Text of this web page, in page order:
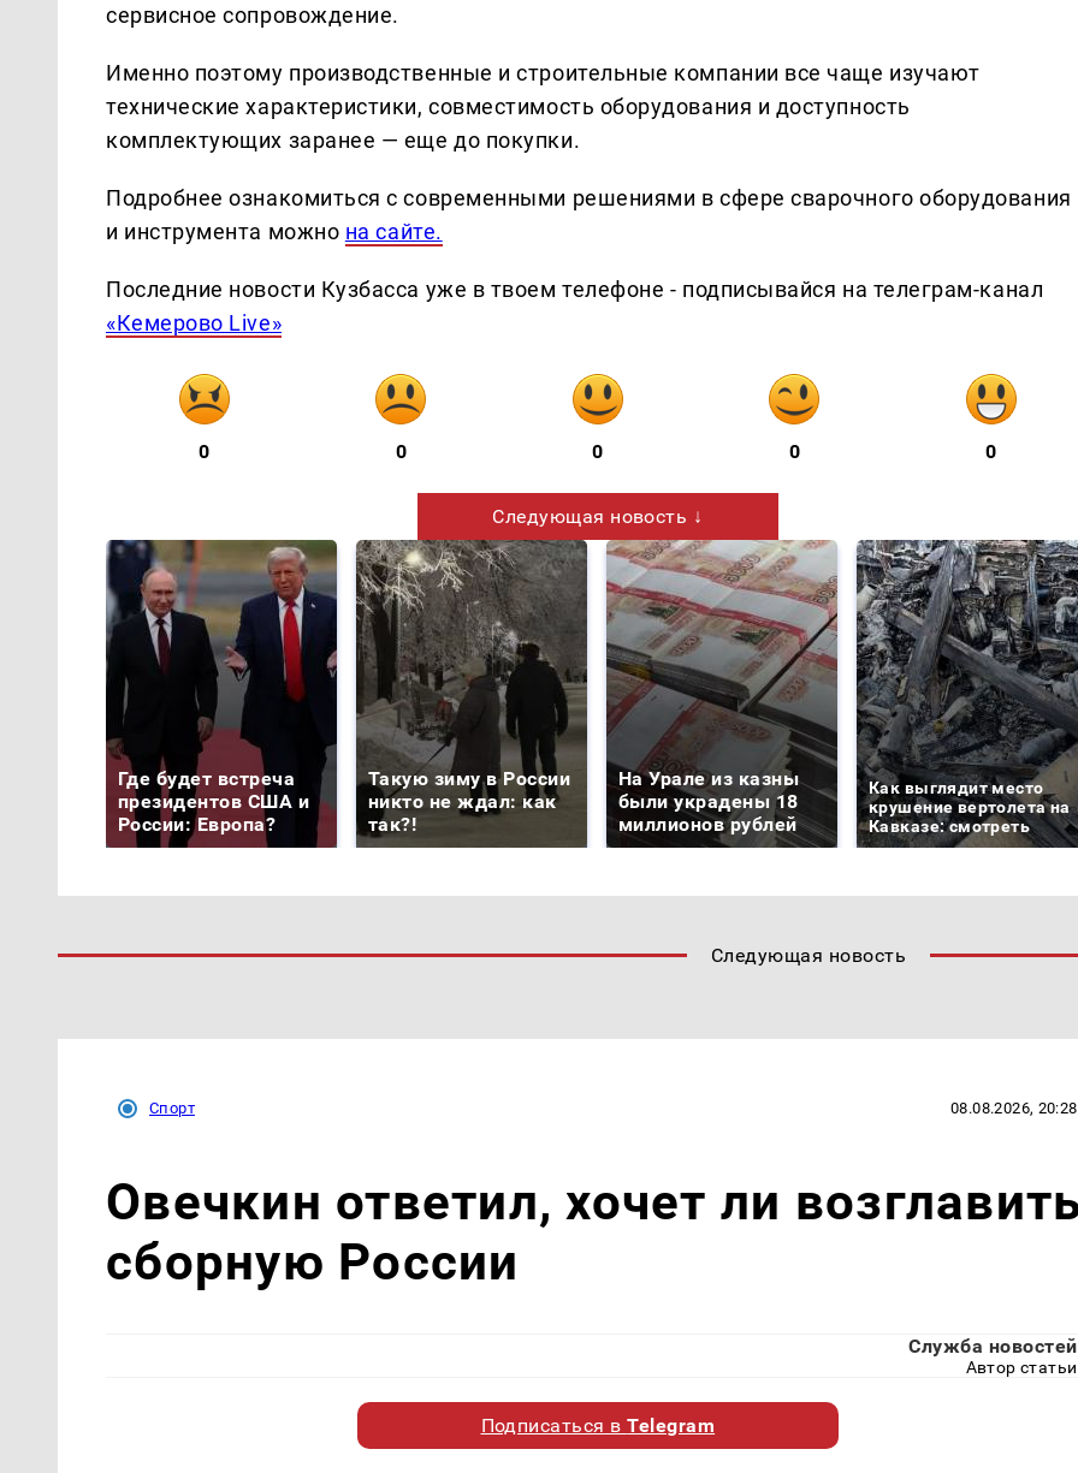
сервисное сопровождение.
Именно поэтому производственные и строительные компании все чаще изучают
технические характеристики, совместимость оборудования и доступность
комплектующих заранее — еще до покупки.
Подробнее ознакомиться с современными решениями в сфере сварочного оборудования
и инструмента можно на сайте.
Последние новости Кузбасса уже в твоем телефоне - подписывайся на телеграм-канал
«Кемерово Live»
0 0 0 0 0
Следующая новость ↓
Где будет встреча
президентов США и
России: Европа?
Такую зиму в России
никто не ждал: как
так?!
На Урале из казны
были украдены 18
миллионов рублей
Как выглядит место
крушение вертолета на
Кавказе: смотреть
Следующая новость
Спорт 08.08.2026, 20:28
Овечкин ответил, хочет ли
сборную России
Служба новостей
Автор статьи
Подписаться вTelegram